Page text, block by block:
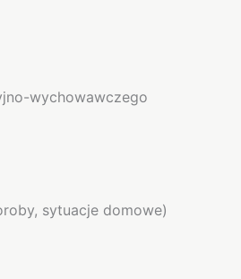
wychowawczego
sytuacje domowe)